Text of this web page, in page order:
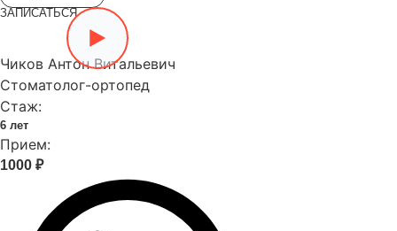
ЗАПИСАТЬСЯ
Чиков Антон Витальевич
Стоматолог-ортопед
Стаж:
6 лет
Прием:
1000 ₽